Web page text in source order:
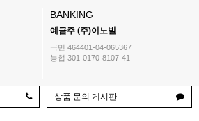
BANKING
예금주 (주)이노빌
국민 464401-04-065367
농협 301-0170-8107-41
상품 문의 게시판